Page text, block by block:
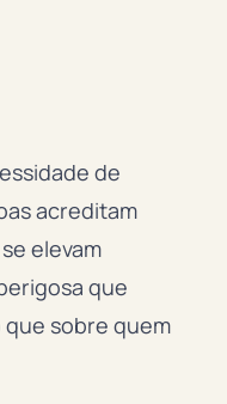
de
acreditam
elevam
que
que sobre quem